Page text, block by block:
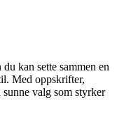
kan sette sammen en
Med oppskrifter,
valg som styrker